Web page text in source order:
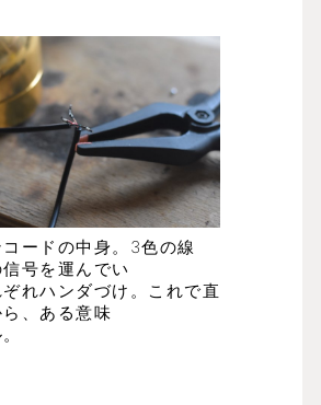
ードの中身。3色の線
号を運んでい
れハンダづけ。これで直
、ある意味